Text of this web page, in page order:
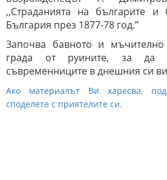
,,Страданията на българите и
България през 1877-78 год.”
Започва бавното и мъчително
града от руините, за да
съвременниците в днешния си
Ако материалът Ви харесва,
споделете с приятелите си.